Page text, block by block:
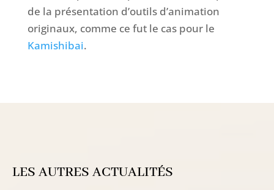
de la présentation d’outils d’animation
originaux, comme ce fut le cas pour le
Kamishibai.
LES AUTRES ACTUALITÉS